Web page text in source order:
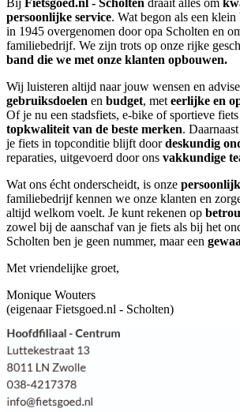
Bij Fietsgoed.nl - Scholten draait alles om
persoonlijke service. Wat begon als een
in 1945 overgenomen door opa Scholten en
familiebedrijf. We zijn trots op onze rijke
band die we met onze klanten opbouwen.
Wij luisteren altijd naar jouw wensen en
gebruiksdoelen en budget, met eerlijke en
Of je nu een stadsfiets, e-bike of sportieve
topkwaliteit van de beste merken.
je fiets in topconditie blijft doordeskundig
reparaties, uitgevoerd door ons vakkundige
Wat ons écht onderscheidt, is onze
familiebedrijf kennen we onze klanten en
altijd welkom voelt. Je kunt rekenen op
zowel bij de aanschaf van je fiets als bij het
Scholten ben je geen nummer, maar een
Met vriendelijke groet,
Monique Wouters
(eigenaar Fietsgoed.nl - Scholten)